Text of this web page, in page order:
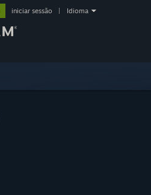
iniciar sessão Idioma